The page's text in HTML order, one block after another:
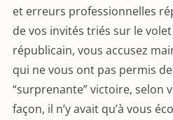
et erreurs professionnelles
de vos invités triés sur le
républicain, vous accusez
qui ne vous ont pas permis
“surprenante” victoire, selon
façon, il n’y avait qu’à vous